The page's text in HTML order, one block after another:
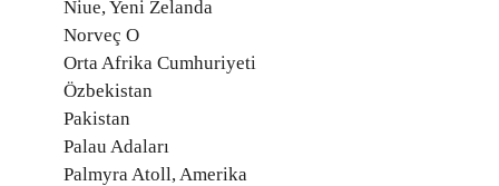
Niue, Yeni Zelanda
Norveç O
Orta Afrika Cumhuriyeti
Özbekistan
Pakistan
Palau Adaları
Palmyra Atoll, Amerika